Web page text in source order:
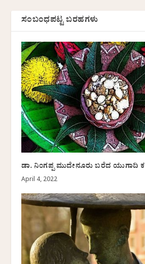
ಸಂಬಂಧಪಟ್ಟ ಬರಹಗಳು
ಡಾ. ನಿಂಗಪ್ಪ ಮುದೇನೂರು ಬರೆದ ಯುಗಾದಿ
April 4, 2022